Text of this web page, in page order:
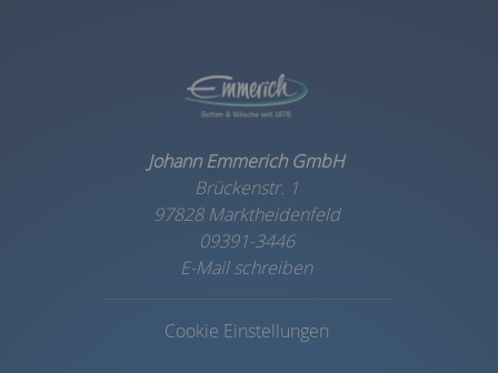
Johann Emmerich GmbH
Brückenstr. 1
97828 Marktheidenfeld
09391-3446
E-Mail schreiben
Cookie Einstellungen